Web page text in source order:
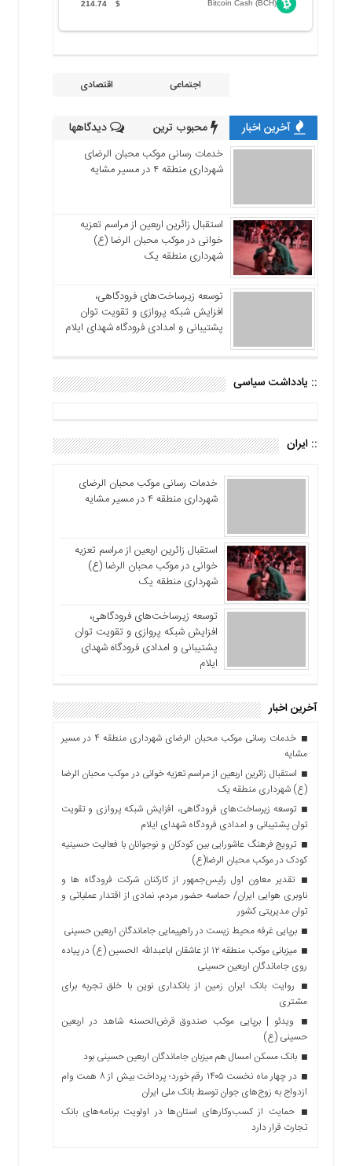
Bitcoin Cash (BCH)
$
214.74
اجتماعی اقتصادی
آخرین اخبار محبوب ترین دیدگاهها
خدمات رسانی موکب محبان الرضای
شهرداری منطقه ۴ در مسیر مشایه
استقبال زائرین اربعین از مراسم تعزیه
خوانی در موکب محبان الرضا (ع)
شهرداری منطقه یک
توسعه زیرساخت‌های فرودگاهی،
افزایش شبکه پروازی و تقویت توان
پشتیبانی و امدادی فرودگاه شهدای ایلام
:: یادداشت سیاسی
:: ایران
خدمات رسانی موکب محبان الرضای
شهرداری منطقه ۴ در مسیر مشایه
استقبال زائرین اربعین از مراسم تعزیه
خوانی در موکب محبان الرضا (ع)
شهرداری منطقه یک
توسعه زیرساخت‌های فرودگاهی،
افزایش شبکه پروازی و تقویت توان
پشتیبانی و امدادی فرودگاه شهدای
ایلام
آخرین اخبار
خدمات رسانی موکب محبان الرضای شهرداری منطقه ۴ در مسیر
مشایه
استقبال زائرین اربعین از مراسم تعزیه خوانی در موکب محبان الرضا
(ع) شهرداری منطقه یک
توسعه زیرساخت‌های فرودگاهی، افزایش شبکه پروازی و تقویت
توان پشتیبانی و امدادی فرودگاه شهدای ایلام
ترویج فرهنگ عاشورایی بین کودکان و نوجوانان با فعالیت حسینیه
کودک در موکب محبان الرضا(ع)
تقدیر معاون اول رئیس‌جمهور از کارکنان شرکت فرودگاه ها و
ناوبری هوایی ایران/ حماسه حضور مردم، نمادی از اقتدار عملیاتی و
توان مدیریتی کشور
برپایی غرفه محیط زیست در راهپیمایی جاماندگان اربعین حسینی
میزبانی موکب منطقه ۱۲ از عاشقان اباعبدالله الحسین (ع) در پیاده
روی جاماندگان اربعین حسینی
روایت بانک ایران زمین از بانکداری نوین با خلق تجربه برای
مشتری
ویدئو | برپایی موکب صندوق قرض‌الحسنه شاهد در اربعین
حسینی (ع)
بانک مسکن امسال هم میزبان جاماندگان اربعین حسینی بود
در چهار ماه نخست ۱۴۰۵ رقم خورد؛ پرداخت بیش از ۸ همت وام
ازدواج به زوج‌های جوان توسط بانک ملی ایران
حمایت از کسب‌وکارهای استان‌ها در اولویت برنامه‌های بانک
تجارت قرار دارد